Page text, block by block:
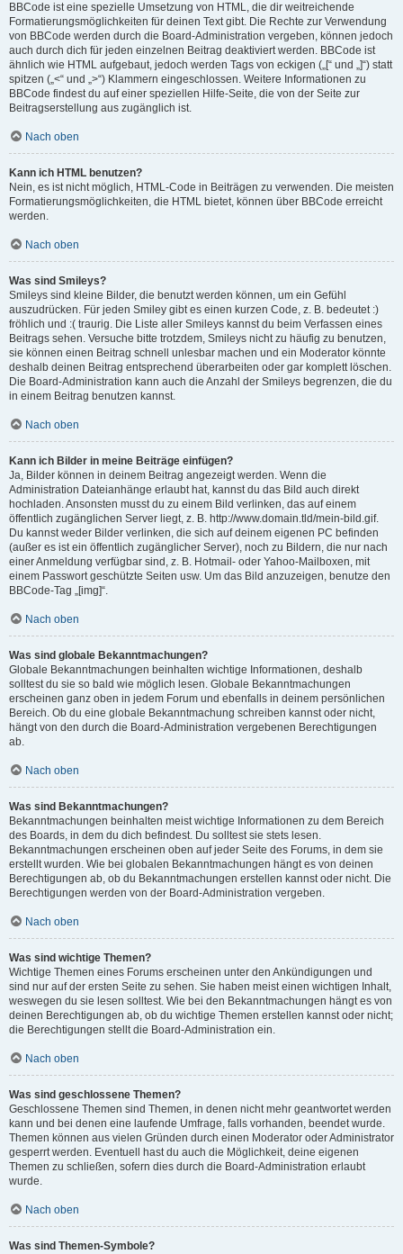
BBCode ist eine spezielle Umsetzung von HTML, die dir weitreichende
Formatierungsmöglichkeiten für deinen Text gibt. Die Rechte zur Verwendung
von BBCode werden durch die Board-Administration vergeben, können jedoch
auch durch dich für jeden einzelnen Beitrag deaktiviert werden. BBCode ist
ähnlich wie HTML aufgebaut, jedoch werden Tags von eckigen („[“ und „]“) statt
spitzen („<“ und „>“) Klammern eingeschlossen. Weitere Informationen zu
BBCode findest du auf einer speziellen Hilfe-Seite, die von der Seite zur
Beitragserstellung aus zugänglich ist.
Nach oben
Kann ich HTML benutzen?
Nein, es ist nicht möglich, HTML-Code in Beiträgen zu verwenden. Die meisten
Formatierungsmöglichkeiten, die HTML bietet, können über BBCode erreicht
werden.
Nach oben
Was sind Smileys?
Smileys sind kleine Bilder, die benutzt werden können, um ein Gefühl
auszudrücken. Für jeden Smiley gibt es einen kurzen Code, z. B. bedeutet :)
fröhlich und :( traurig. Die Liste aller Smileys kannst du beim Verfassen eines
Beitrags sehen. Versuche bitte trotzdem, Smileys nicht zu häufig zu benutzen,
sie können einen Beitrag schnell unlesbar machen und ein Moderator könnte
deshalb deinen Beitrag entsprechend überarbeiten oder gar komplett löschen.
Die Board-Administration kann auch die Anzahl der Smileys begrenzen, die du
in einem Beitrag benutzen kannst.
Nach oben
Kann ich Bilder in meine Beiträge einfügen?
Ja, Bilder können in deinem Beitrag angezeigt werden. Wenn die
Administration Dateianhänge erlaubt hat, kannst du das Bild auch direkt
hochladen. Ansonsten musst du zu einem Bild verlinken, das auf einem
öffentlich zugänglichen Server liegt, z. B. http://www.domain.tld/mein-bild.gif.
Du kannst weder Bilder verlinken, die sich auf deinem eigenen PC befinden
(außer es ist ein öffentlich zugänglicher Server), noch zu Bildern, die nur nach
einer Anmeldung verfügbar sind, z. B. Hotmail- oder Yahoo-Mailboxen, mit
einem Passwort geschützte Seiten usw. Um das Bild anzuzeigen, benutze den
BBCode-Tag „[img]“.
Nach oben
Was sind globale Bekanntmachungen?
Globale Bekanntmachungen beinhalten wichtige Informationen, deshalb
solltest du sie so bald wie möglich lesen. Globale Bekanntmachungen
erscheinen ganz oben in jedem Forum und ebenfalls in deinem persönlichen
Bereich. Ob du eine globale Bekanntmachung schreiben kannst oder nicht,
hängt von den durch die Board-Administration vergebenen Berechtigungen
ab.
Nach oben
Was sind Bekanntmachungen?
Bekanntmachungen beinhalten meist wichtige Informationen zu dem Bereich
des Boards, in dem du dich befindest. Du solltest sie stets lesen.
Bekanntmachungen erscheinen oben auf jeder Seite des Forums, in dem sie
erstellt wurden. Wie bei globalen Bekanntmachungen hängt es von deinen
Berechtigungen ab, ob du Bekanntmachungen erstellen kannst oder nicht. Die
Berechtigungen werden von der Board-Administration vergeben.
Nach oben
Was sind wichtige Themen?
Wichtige Themen eines Forums erscheinen unter den Ankündigungen und
sind nur auf der ersten Seite zu sehen. Sie haben meist einen wichtigen Inhalt,
weswegen du sie lesen solltest. Wie bei den Bekanntmachungen hängt es von
deinen Berechtigungen ab, ob du wichtige Themen erstellen kannst oder nicht;
die Berechtigungen stellt die Board-Administration ein.
Nach oben
Was sind geschlossene Themen?
Geschlossene Themen sind Themen, in denen nicht mehr geantwortet werden
kann und bei denen eine laufende Umfrage, falls vorhanden, beendet wurde.
Themen können aus vielen Gründen durch einen Moderator oder Administrator
gesperrt werden. Eventuell hast du auch die Möglichkeit, deine eigenen
Themen zu schließen, sofern dies durch die Board-Administration erlaubt
wurde.
Nach oben
Was sind Themen-Symbole?